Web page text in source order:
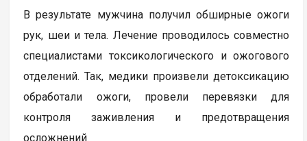
В результате мужчина получил обширные ожоги
рук, шеи и тела. Лечение проводилось совместно
специалистами токсикологического и ожогового
отделений. Так, медики произвели детоксикацию
обработали ожоги, провели перевязки для
контроля заживления и предотвращения
осложнений.